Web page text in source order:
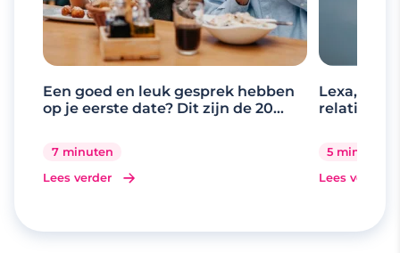
Een goed en leuk gesprek hebben
op je eerste date? Dit zijn de 20
7 minuten
Lees verder
Lexa, de
relaties
5 minuten
Lees verder